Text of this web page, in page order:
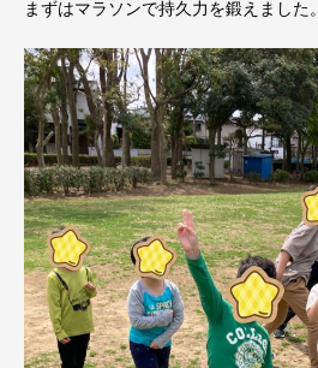
まずはマラソンで持久力を鍛えました。